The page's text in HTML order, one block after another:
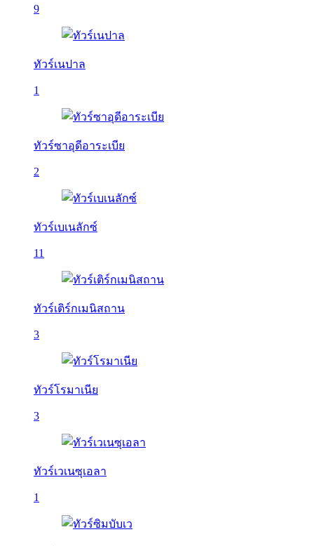
9
ทัวร์เนปาล
1
ทัวร์ซาอุดีอาระเบีย
2
ทัวร์เบเนลักซ์
11
ทัวร์เติร์กเมนิสถาน
3
ทัวร์โรมาเนีย
3
ทัวร์เวเนซุเอลา
1